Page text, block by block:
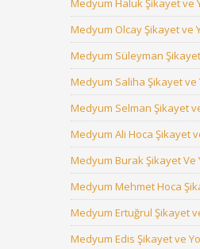
Medyum Haluk Şikayet ve
Medyum Olcay Şikayet ve
Medyum Süleyman
Medyum Saliha Şikayet ve
Medyum Selman Şikayet
Medyum Ali Hoca Şikayet
Medyum Burak Şikayet Ve
Medyum Mehmet Hoca
Medyum Ertuğrul Şikayet
Medyum Edis Şikayet ve